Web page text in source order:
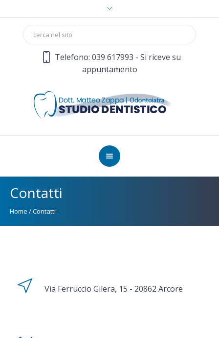
Telefono: 039 617993 - Si riceve su
appuntamento
Contatti
Home /Contatti
Via Ferruccio Gilera, 15 - 20862 Arcore